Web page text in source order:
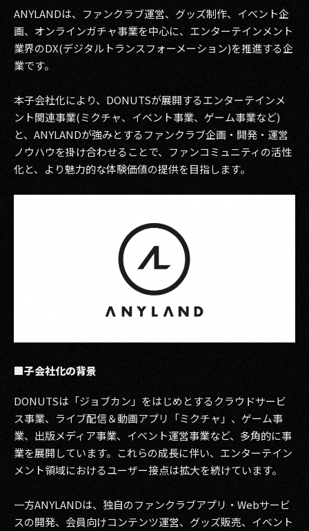
タテドラ
その他事業
2026
2025
2024
2021
2019
2016
2015
2014
2012
PRIVACY POLICY
ANYLANDは、ファンクラブ運営、グッズ制作、イベント企
画、オンラインガチャ事業を中心に、エンターテインメント
業界のDX(デジタルトランスフォーメーション)を推進する企
業です。
本子会社化により、DONUTSが展開するエンターテインメ
ント関連事業(ミクチャ、イベント事業、ゲーム事業など)
と、ANYLANDが強みとするファンクラブ企画・開発・運営
ノウハウを掛け合わせることで、ファンコミュニティの活性
化と、より魅力的な体験価値の提供を目指します。
■子会社化の背景
DONUTSは「ジョブカン」をはじめとするクラウドサービ
ス事業、ライブ配信＆動画アプリ「ミクチャ」、ゲーム事
業、出版メディア事業、イベント運営事業など、多角的に事
業を展開しています。これらの成長に伴い、エンターテイン
メント領域におけるユーザー接点は拡大を続けています。
一方ANYLANDは、独自のファンクラブアプリ・Webサービ
スの開発、会員向けコンテンツ運営、グッズ販売、イベント